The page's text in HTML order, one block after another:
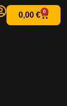
0,00€ 0